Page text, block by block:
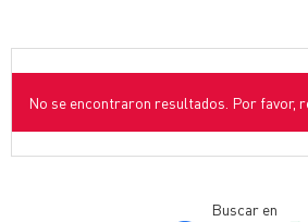
No se encontraron resultados. Por favor,
Buscar en